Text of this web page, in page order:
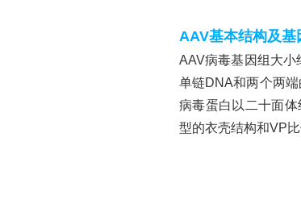
AAV基本结构及基
AAV病毒基因组大小
单链DNA和两个两
病毒蛋白以二十面
型的衣壳结构和VP比